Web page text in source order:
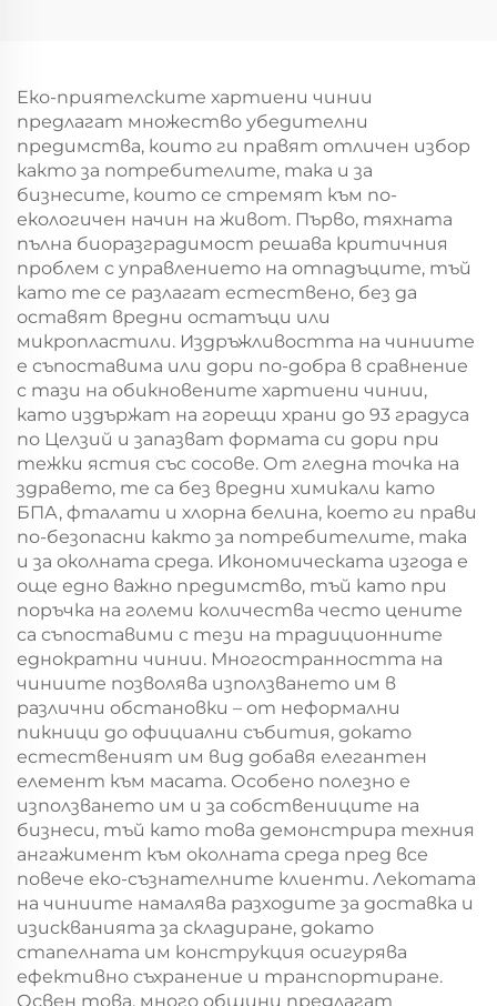
за екранна печат за
Нова година/
Кристемас, упаковка
за транспорт на
храна
Еко-приятелските хартиени чинии
предлагат множество убедителни
предимства, които ги правят отличен избор
както за потребителите, така и за
бизнесите, които се стремят към по-
екологичен начин на живот. Първо, тяхната
пълна биоразградимост решава критичния
проблем с управлението на отпадъците, тъй
като те се разлагат естествено, без да
оставят вредни остатъци или
микропластили. Издръжливостта на чиниите
е съпоставима или дори по-добра в сравнение
с тази на обикновените хартиени чинии,
като издържат на горещи храни до 93 градуса
по Целзий и запазват формата си дори при
тежки ястия със сосове. От гледна точка на
здравето, те са без вредни химикали като
БПА, фталати и хлорна белина, което ги прави
по-безопасни както за потребителите, така
и за околната среда. Икономическата изгода е
още едно важно предимство, тъй като при
поръчка на големи количества често цените
са съпоставими с тези на традиционните
еднократни чинии. Многостранността на
чиниите позволява използването им в
различни обстановки – от неформални
пикници до официални събития, докато
естественият им вид добавя елегантен
елемент към масата. Особено полезно е
използването им и за собствениците на
бизнеси, тъй като това демонстрира техния
ангажимент към околната среда пред все
повече еко-съзнателните клиенти. Лекотата
на чиниите намалява разходите за доставка и
изискванията за складиране, докато
стапелната им конструкция осигурява
ефективно съхранение и транспортиране.
Освен това, много общини предлагат